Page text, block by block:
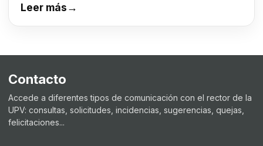
Leer más→
Contacto
Accede a diferentes tipos de comunicación con el rector de la
UPV: consultas, solicitudes, incidencias, sugerencias, quejas,
felicitaciones...